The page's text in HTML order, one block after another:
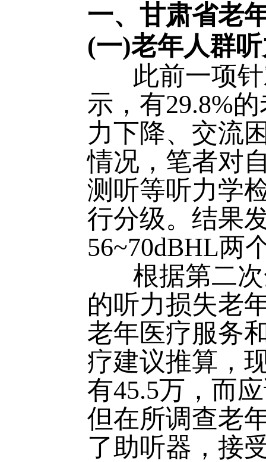
一、甘肃省老
(一)老年人群
此前一项针
示，有29.8%
力下降、交流
情况，笔者对
测听等听力学
行分级。结果
56~70dBHL两
根据第二次
的听力损失老
老年医疗服务
疗建议推算，
有45.5万，而
但在所调查老
了助听器，接